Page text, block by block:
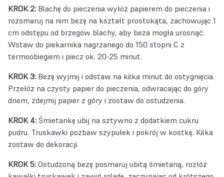
KROK 2: Blachę do pieczenia wyłóż papierem do pieczenia i
rozsmaruj na nim bezę na kształt prostokąta, zachowując 1
cm odstępu od brzegów blachy, aby beza mogła urosnąć.
Wstaw do piekarnika nagrzanego do 150 stopni C z
termoobiegiem i piecz ok. 20-25 minut.
KROK 3: Bezę wyjmij i odstaw na kilka minut do ostygnięcia.
Przełóż na czysty papier do pieczenia, odwracając do góry
dnem, zdejmij papier z góry i zostaw do ostudzenia.
KROK 4: Śmietankę ubij na sztywno z dodatkiem cukru
pudru. Truskawki pozbaw szypułek i pokrój w kostkę. Kilka
zostaw do dekoracji.
KROK 5: Ostudzoną bezę posmaruj ubitą śmietaną, rozłóż